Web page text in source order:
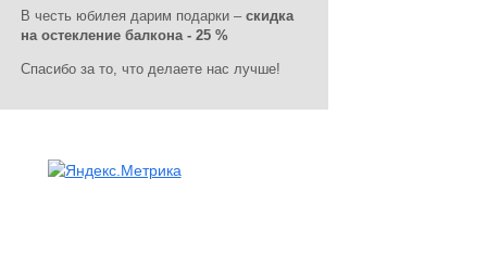
В честь юбилея дарим подарки – скидка
на остекление балкона - 25 %
Спасибо за то, что делаете нас лучше!